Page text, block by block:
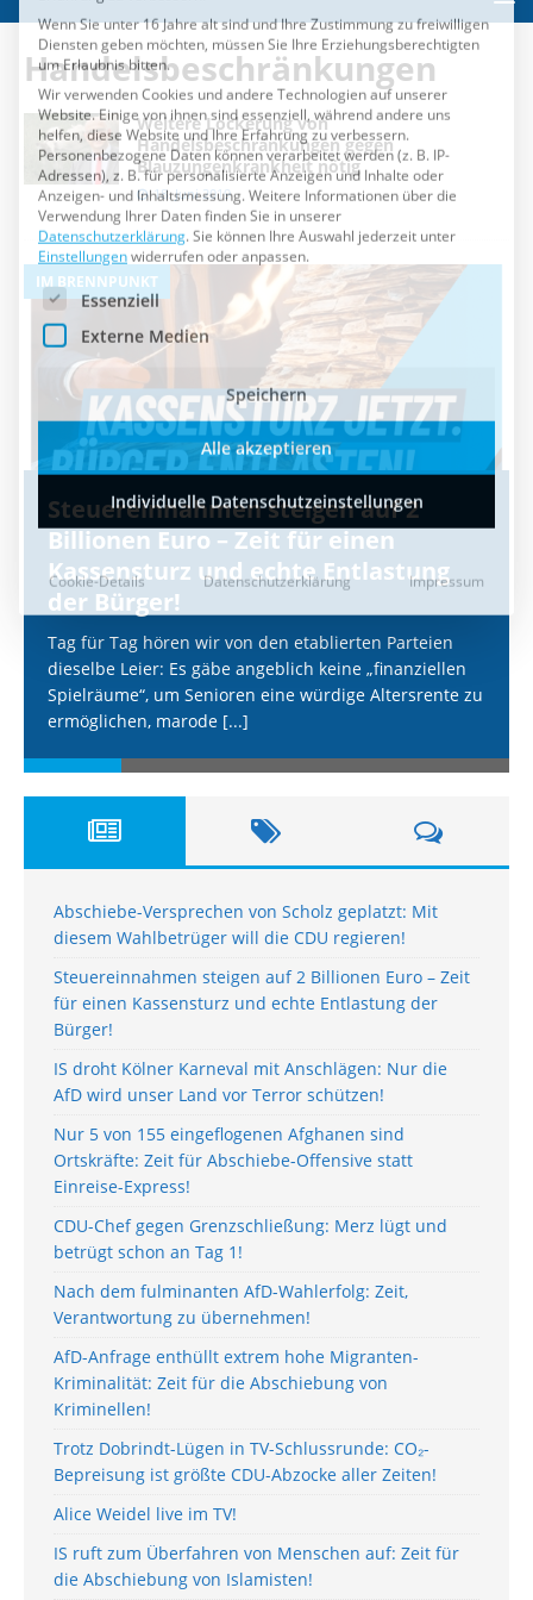
Handelsbeschränkungen
Weitere Lockerung von
Handelsbeschränkungen gegen
Blauzungenkrankheit nötig
18. Juni 2019
IM BRENNPUNKT
Steuereinnahmen steigen auf 2
Billionen Euro – Zeit für einen
Kassensturz und echte Entlastung
der Bürger!
Tag für Tag hören wir von den etablierten Parteien
dieselbe Leier: Es gäbe angeblich keine „finanziellen
Spielräume“, um Senioren eine würdige Altersrente zu
ermöglichen, marode [...]
Abschiebe-Versprechen von Scholz geplatzt: Mit
diesem Wahlbetrüger will die CDU regieren!
Steuereinnahmen steigen auf 2 Billionen Euro – Zeit
für einen Kassensturz und echte Entlastung der
Bürger!
IS droht Kölner Karneval mit Anschlägen: Nur die
AfD wird unser Land vor Terror schützen!
Nur 5 von 155 eingeflogenen Afghanen sind
Ortskräfte: Zeit für Abschiebe-Offensive statt
Einreise-Express!
CDU-Chef gegen Grenzschließung: Merz lügt und
betrügt schon an Tag 1!
Nach dem fulminanten AfD-Wahlerfolg: Zeit,
Verantwortung zu übernehmen!
AfD-Anfrage enthüllt extrem hohe Migranten-
Kriminalität: Zeit für die Abschiebung von
Kriminellen!
Trotz Dobrindt-Lügen in TV-Schlussrunde: CO₂-
Bepreisung ist größte CDU-Abzocke aller Zeiten!
Alice Weidel live im TV!
IS ruft zum Überfahren von Menschen auf: Zeit für
die Abschiebung von Islamisten!
Es folgt eine Liste der Service-Gruppen, für die eine
Essenziell
Externe Medien
Speichern
Alle akzeptieren
Individuelle Datenschutzeinstellungen
Cookie-Details Datenschutzerklärung Impressum